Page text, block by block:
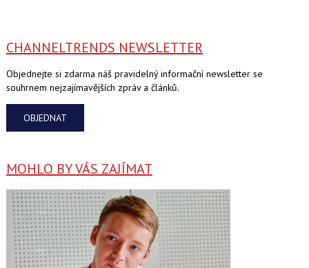
CHANNELTRENDS NEWSLETTER
Objednejte si zdarma náš pravidelný informační newsletter se
souhrnem nejzajímavějších zpráv a článků.
OBJEDNAT
MOHLO BY VÁS ZAJÍMAT